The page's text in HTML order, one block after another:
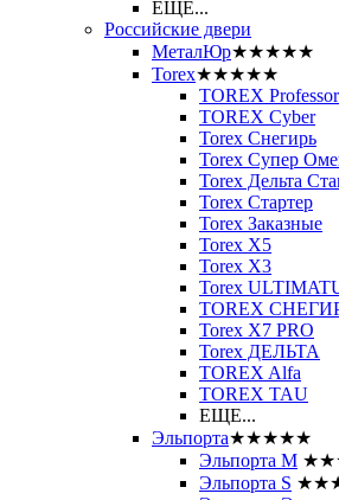
ЕЩЕ...
Российские двери
МеталЮр★★★★★
Torex★★★★★
TOREX Professor
TOREX Cyber
Torex Снегирь
Torex Супер
Torex Дельта
Torex Стартер
Torex Заказные
Torex Х5
Torex Х3
Torex
TOREX
Torex X7 PRO
Torex ДЕЛЬТА
TOREX Alfa
TOREX TAU
ЕЩЕ...
Эльпорта★★★★★
Эльпорта M
Эльпорта S